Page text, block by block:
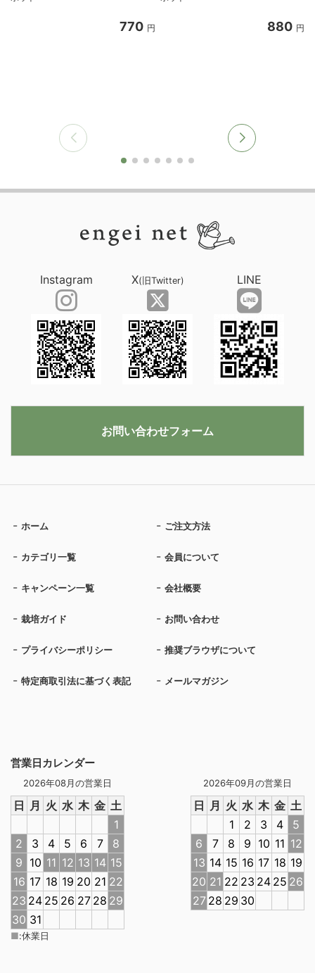
770 円 880 円
営業日カレンダー
2026年08月の営業日
日 月 火 水 木 金 土
1
2
3 4 5 6 7
8
9 10 11 12 13 14 15
16 17 18 19 20 21 22
23 24 25 26 27 28 29
30 31
2026年09月の営業日
日 月 火 水 木 金 土
1
2 3 4
5
6
7 8 9 10 11 12
13 14 15 16 17 18 19
20 21 22 23 24 25 26
27 28 29 30
■:休業日
ホーム ご注文方法
カテゴリ一覧 会員について
キャンペーン一覧 会社概要
栽培ガイド お問い合わせ
プライバシーポリシー 推奨ブラウザについて
特定商取引法に基づく表記 メールマガジン
Instagram X(旧Twitter) LINE
お問い合わせフォーム